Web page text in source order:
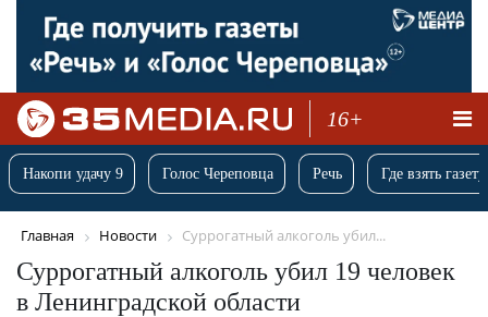
16+
Накопи удачу 9 Голос Череповца Речь Где взять
Главная Новости Суррогатный алкоголь убил...
Суррогатный алкоголь убил 19 человек
в Ленинградской области